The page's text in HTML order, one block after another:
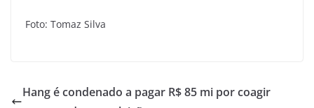
Foto: Tomaz Silva
Hang é condenado a pagar R$ 85 mi por coagir